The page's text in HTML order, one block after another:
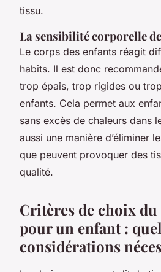
tissu.
La sensibilité corporelle
Le corps des enfants réagit
habits. Il est donc
trop épais, trop rigides ou
enfants. Cela permet aux
sans excès de chaleurs dans
aussi une manière d’éliminer
que peuvent provoquer des
qualité.
Critères de choix
pour un enfant :
considérations